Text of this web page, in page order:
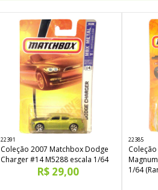
22391
Coleção 2007 Matchbox Dodge
Charger #14 M5288 escala 1/64
R$ 29,00
22385
1/64